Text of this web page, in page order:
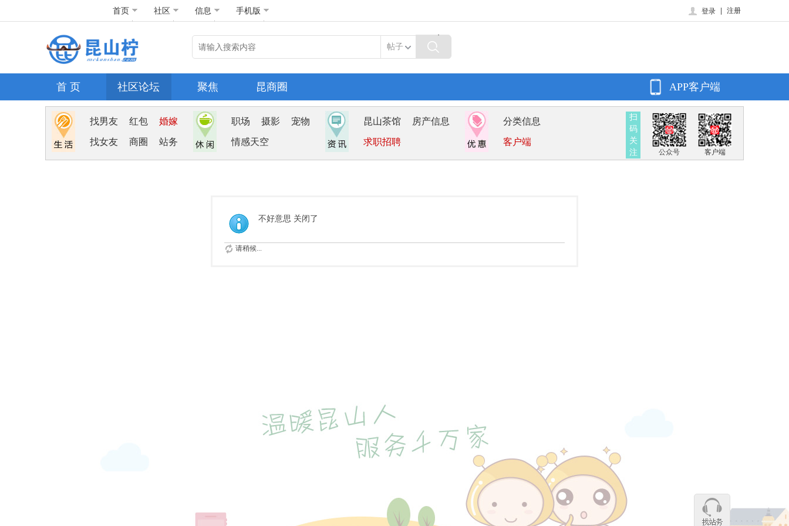
首页 社区 信息 手机版 登录 注册
帖子
首 页 社区论坛 聚焦 昆商圈 APP客户端
找男友 红包 婚嫁
找女友 商圈 站务
职场 摄影 宠物
情感天空
昆山茶馆 房产信息
求职招聘
分类信息
客户端
扫
码
关
注
公众号 客户端
不好意思 关闭了
请稍候...